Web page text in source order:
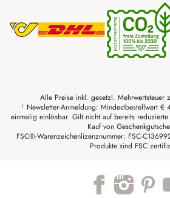
Alle Preise inkl. gesetzl. Mehrwertsteuer
¹ Newsletter-Anmeldung: Mindestbestellwert
einmalig einlösbar. Gilt nicht auf bereits
Kauf von
FSC®-Warenzeichenlizenznummer: FSC-
Produkte sind FSC